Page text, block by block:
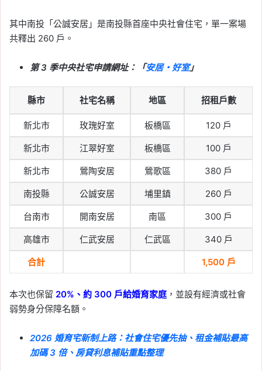
其中南投「公誠安居」是南投縣首座中央社會住宅，單一案場
共釋出 260 戶。
第 3 季中央社宅申請網址：「安居・好室」
縣市 社宅名稱 地區 招租戶數
新北市 玫瑰好室 板橋區 120 戶
新北市 江翠好室 板橋區 100 戶
新北市 鶯陶安居 鶯歌區 380 戶
南投縣 公誠安居 埔里鎮 260 戶
台南市 開南安居 南區 300 戶
高雄市 仁武安居 仁武區 340 戶
合計 1,500 戶
本次也保留 20%、約 300 戶給婚育家庭 ，並設有經濟或社會
弱勢身分保障名額。
2026 婚育宅新制上路：社會住宅優先抽、租金補貼最高
加碼 3 倍、房貸利息補貼重點整理